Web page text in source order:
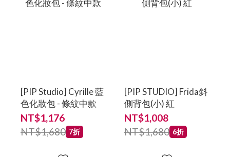
[PIP Studio] Cyrille 藍
色化妝包 - 條紋中款
NT$1,176
NT$1,680 7折
[PIP STUDIO] Frida斜
側背包(小) 紅
NT$1,008
NT$1,680 6折